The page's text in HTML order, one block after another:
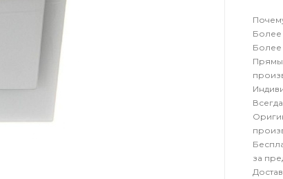
Более
Более
за